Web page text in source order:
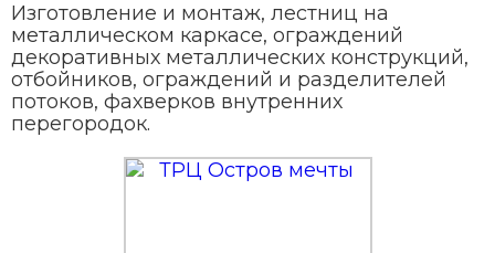
Изготовление и монтаж, лестниц на
металлическом каркасе, ограждений
декоративных металлических конструкций,
отбойников, ограждений и разделителей
потоков, фахверков внутренних
перегородок.